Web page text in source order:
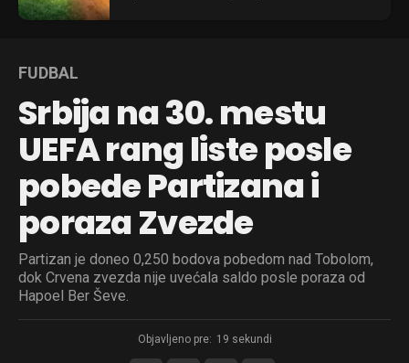
FUDBAL
Srbija na 30. mestu
UEFA rang liste posle
pobede Partizana i
poraza Zvezde
Partizan je doneo 0,250 bodova pobedom nad Tobolom,
dok Crvena zvezda nije uvećala saldo posle poraza od
Hapoel Ber Ševe.
Objavljeno pre: 19 sekundi